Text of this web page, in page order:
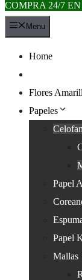
COMPRA 24/7
Saltar
al
Menu
Home
Flores
Papeles
Papel
Papel
Mallas